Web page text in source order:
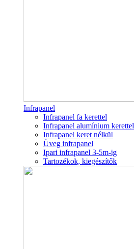
Infrapanel
Infrapanel fa kerettel
Infrapanel alumínium kerettel
Infrapanel keret nélkül
Üveg infrapanel
Ipari infrapanel 3-5m-ig
Tartozékok, kiegészítők